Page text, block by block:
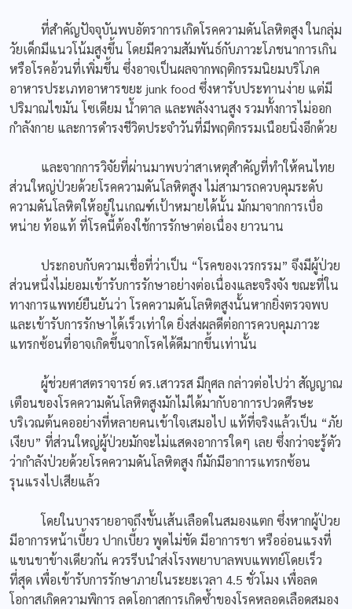
ที่สำคัญปัจจุบันพบอัตราการเกิดโรคความดันโลหิตสูง ในกลุ่ม
วัยเด็กมีแนวโน้มสูงขึ้น โดยมีความสัมพันธ์กับภาวะโภชนาการเกิน
หรือโรคอ้วนที่เพิ่มขึ้น ซึ่งอาจเป็นผลจากพฤติกรรมนิยมบริโภค
อาหารประเภทอาหารขยะ junk food ซึ่งหารับประทานง่าย แต่มี
ปริมาณไขมัน โซเดียม น้ำตาล และพลังงานสูง รวมทั้งการไม่ออก
กำลังกาย และการดำรงชีวิตประจำวันที่มีพฤติกรรมเนือยนิ่งอีกด้วย
และจากการวิจัยที่ผ่านมาพบว่าสาเหตุสำคัญที่ทำให้คนไทย
ส่วนใหญ่ป่วยด้วยโรคความดันโลหิตสูง ไม่สามารถควบคุมระดับ
ความดันโลหิตให้อยู่ในเกณฑ์เป้าหมายได้นั้น มักมาจากการเบื่อ
หน่าย ท้อแท้ ที่โรคนี้ต้องใช้การรักษาต่อเนื่อง ยาวนาน
ประกอบกับความเชื่อที่ว่าเป็น “โรคของเวรกรรม” จึงมีผู้ป่วย
ส่วนหนึ่งไม่ยอมเข้ารับการรักษาอย่างต่อเนื่องและจริงจัง ขณะที่ใน
ทางการแพทย์ยืนยันว่า โรคความดันโลหิตสูงนั้นหากยิ่งตรวจพบ
และเข้ารับการรักษาได้เร็วเท่าใด ยิ่งส่งผลดีต่อการควบคุมภาวะ
แทรกซ้อนที่อาจเกิดขึ้นจากโรคได้ดีมากขึ้นเท่านั้น
ผู้ช่วยศาสตราจารย์ ดร.เสาวรส มีกุศล กล่าวต่อไปว่า สัญญาณ
เตือนของโรคความดันโลหิตสูงมักไม่ได้มากับอาการปวดศีรษะ
บริเวณต้นคออย่างที่หลายคนเข้าใจเสมอไป แท้ที่จริงแล้วเป็น “ภัย
เงียบ” ที่ส่วนใหญ่ผู้ป่วยมักจะไม่แสดงอาการใดๆ เลย ซึ่งกว่าจะรู้ตัว
ว่ากำลังป่วยด้วยโรคความดันโลหิตสูง ก็มักมีอาการแทรกซ้อน
รุนแรงไปเสียแล้ว
โดยในบางรายอาจถึงขั้นเส้นเลือดในสมองแตก ซึ่งหากผู้ป่วย
มีอาการหน้าเบี้ยว ปากเบี้ยว พูดไม่ชัด มีอาการชา หรืออ่อนแรงที่
แขนขาข้างเดียวกัน ควรรีบนำส่งโรงพยาบาลพบแพทย์โดยเร็ว
ที่สุด เพื่อเข้ารับการรักษาภายในระยะเวลา 4.5 ชั่วโมง เพื่อลด
โอกาสเกิดความพิการ ลดโอกาสการเกิดซ้ำของโรคหลอดเลือดสมอง